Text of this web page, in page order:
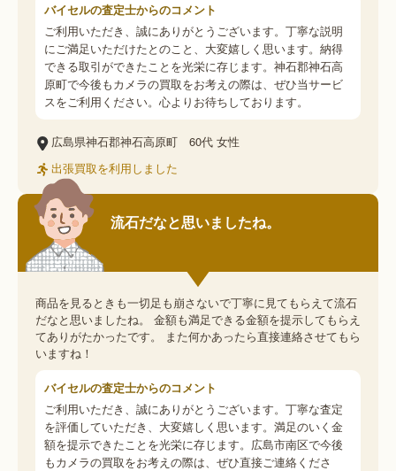
バイセルの査定士からのコメント
ご利用いただき、誠にありがとうございます。丁寧な説明
にご満足いただけたとのこと、大変嬉しく思います。納得
できる取引ができたことを光栄に存じます。神石郡神石高
原町で今後もカメラの買取をお考えの際は、ぜひ当サービ
スをご利用ください。心よりお待ちしております。
広島県神石郡神石高原町 60代 女性
出張買取を利用しました
流石だなと思いましたね。
商品を見るときも一切足も崩さないで丁寧に見てもらえて流石
だなと思いましたね。 金額も満足できる金額を提示してもらえ
てありがたかったです。 また何かあったら直接連絡させてもら
いますね！
バイセルの査定士からのコメント
ご利用いただき、誠にありがとうございます。丁寧な査定
を評価していただき、大変嬉しく思います。満足のいく金
額を提示できたことを光栄に存じます。広島市南区で今後
もカメラの買取をお考えの際は、ぜひ直接ご連絡くださ